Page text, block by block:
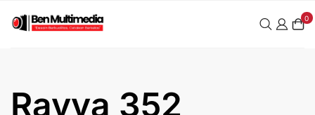
0
Rayya 352